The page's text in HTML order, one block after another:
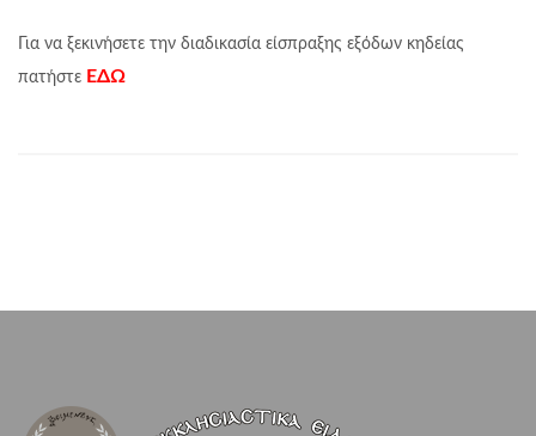
Για να ξεκινήσετε την διαδικασία είσπραξης εξόδων κηδείας
πατήστε ΕΔΩ